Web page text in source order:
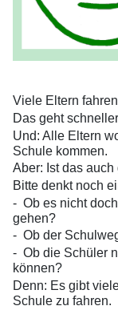
Viele Eltern
Das geht
Und: Alle Eltern
Schule kommen.
Aber: Ist das
Bitte denkt noch
- Ob es nicht
gehen?
- Ob der
- Ob die Schüler
können?
Denn: Es gibt
Schule zu fahren.